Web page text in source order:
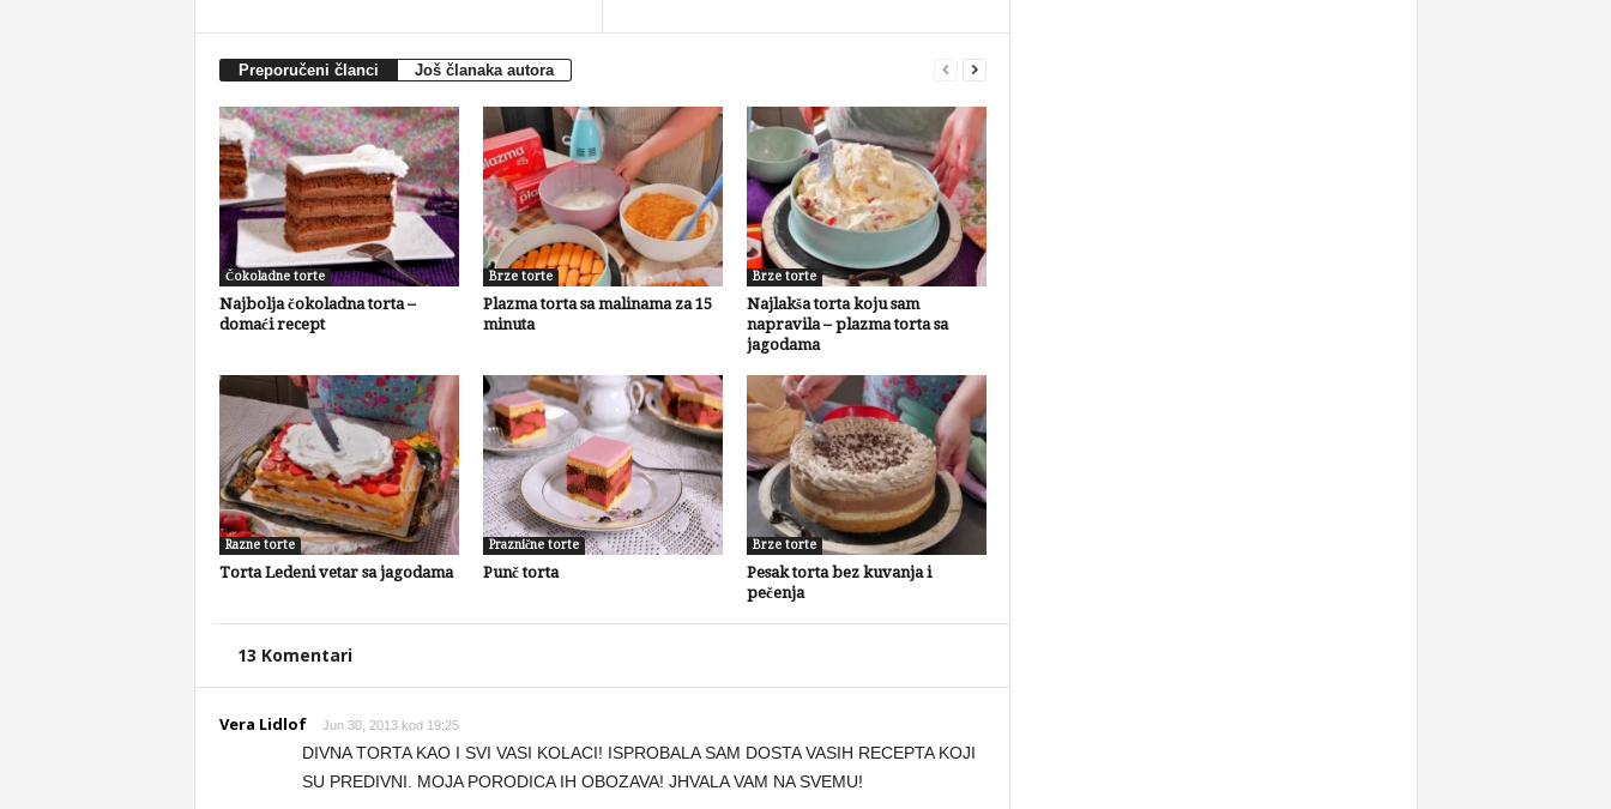
Preporučeni članci Još članaka autora
Čokoladne torte
Najbolja čokoladna torta –
domaći recept
Brze torte
Plazma torta sa malinama za 15
minuta
Brze torte
Najlakša torta koju sam
napravila – plazma torta sa
jagodama
Razne torte
Torta Ledeni vetar sa jagodama
Praznične torte
Punč torta
Brze torte
Pesak torta bez kuvanja i
pečenja
13 Komentari
Vera Lidlof Jun 30, 2013 kod 19:25
DIVNA TORTA KAO I SVI VASI KOLACI! ISPROBALA SAM DOSTA VASIH RECEPTA KOJI
SU PREDIVNI. MOJA PORODICA IH OBOZAVA! JHVALA VAM NA SVEMU!